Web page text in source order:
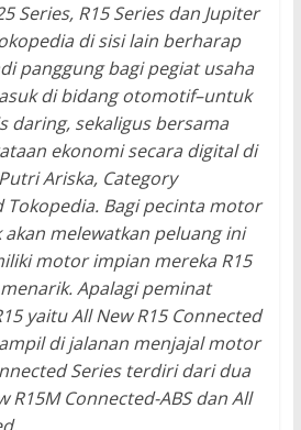
Series, R15 Series dan Jupiter
di sisi lain berharap
panggung bagi pegiat usaha
di bidang otomotif–untuk
daring, sekaligus bersama
ekonomi secara digital di
Ariska, Category
Tokopedia. Bagi pecinta motor
melewatkan peluang ini
motor impian mereka R15
Apalagi peminat
yaitu All New R15 Connected
di jalanan menjajal motor
Series terdiri dari dua
R15M Connected-ABS dan All